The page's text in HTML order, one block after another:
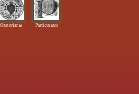
Oratorianas Particulares